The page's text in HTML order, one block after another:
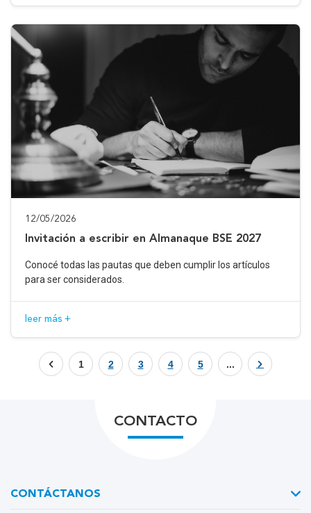
12/05/2026
Invitación a escribir en Almanaque BSE 2027
Conocé todas las pautas que deben cumplir los artículos
para ser considerados.
leer más +
1 2 3 4 5 ...
CONTACTO
CONTÁCTANOS